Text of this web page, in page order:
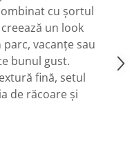
cu șortul
un look
vacanțe sau
bunul gust.
fină, setul
de răcoare și